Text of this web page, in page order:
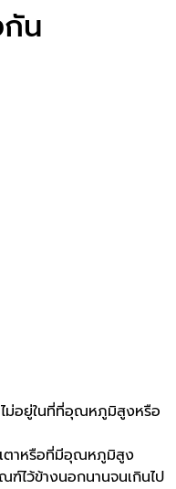
น
ไม่อยู่ในที่ที่อุณหภูมิสูงหรือ
เตาหรือที่มีอุณหภูมิสูง
ฑ์ไว้ข้างนอกนานจนเกินไป